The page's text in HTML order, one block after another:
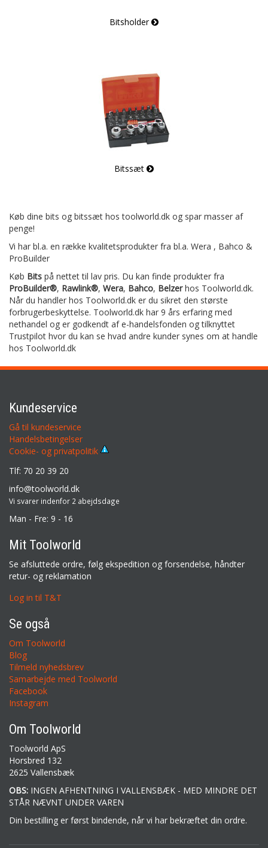
Bitsholder
Bitssæt
Køb dine bits og bitssæt hos toolworld.dk og spar masser af
penge!
Vi har bl.a. en række kvalitetsprodukter fra bl.a. Wera , Bahco &
ProBuilder
Køb Bits på nettet til lav pris. Du kan finde produkter fra
ProBuilder®, Rawlink®, Wera, Bahco, Belzerhos Toolworld.dk.
Når du handler hos Toolworld.dk er du sikret den største
forbrugerbeskyttelse. Toolworld.dk har 9 års erfaring med
nethandel og er godkendt af e-handelsfonden og tilknyttet
Trustpilot hvor du kan se hvad andre kunder synes om at handle
hos Toolworld.dk
Kundeservice
Gå til kundeservice
Handelsbetingelser
Cookie- og privatpolitik
Tlf: 70 20 39 20
info@toolworld.dk
Vi svarer indenfor 2 abejdsdage
Man - Fre: 9 - 16
Mit Toolworld
Se afsluttede ordre, følg ekspedition og forsendelse, håndter
retur- og reklamation
Log in til T&T
Se også
Om Toolworld
Blog
Tilmeld nyhedsbrev
Samarbejde med Toolworld
Facebook
Instagram
Om Toolworld
Toolworld ApS
Horsbred 132
2625 Vallensbæk
OBS: INGEN AFHENTNING I VALLENSBÆK - MED MINDRE DET
STÅR NÆVNT UNDER VAREN
Din bestilling er først bindende, når vi har bekræftet din ordre.